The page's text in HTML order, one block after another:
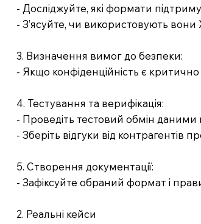
- Досліджуйте, які формати
- З’ясуйте, чи використовують
3. Визначення вимог до безпеки:
- Якщо конфіденційність є
4. Тестування та верифікація:
- Проведіть тестовий обмін
- Зберіть відгуки від контрагентів
5. Створення документації:
- Зафіксуйте обраний формат і
2. Реальні кейси